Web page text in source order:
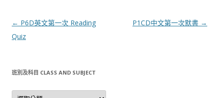
文
章
列
← P6D英文第一次 Reading
Quiz
P1CD中文第一次默書 →
班別及科目 CLASS AND SUBJECT
班